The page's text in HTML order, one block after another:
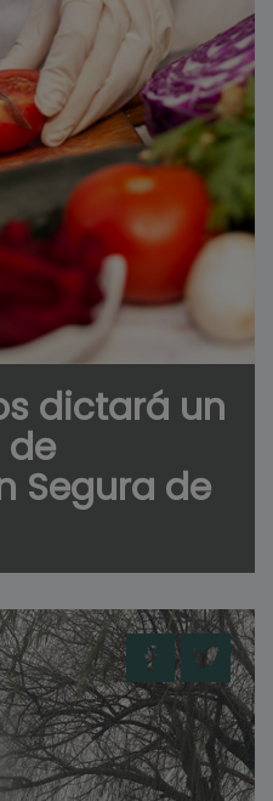
dictará un
de
Segura de